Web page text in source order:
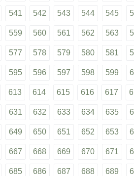
541 542 543 544 545
559 560 561 562 563
577 578 579 580 581
595 596 597 598 599
613 614 615 616 617
631 632 633 634 635
649 650 651 652 653
667 668 669 670 671
685 686 687 688 689